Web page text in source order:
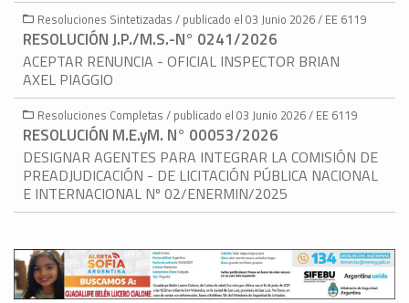
Resoluciones Sintetizadas / publicado el 03 Junio 2026 / EE 6119
RESOLUCIÓN J.P./M.S.-N° 0241/2026
ACEPTAR RENUNCIA - OFICIAL INSPECTOR BRIAN
AXEL PIAGGIO
Resoluciones Completas / publicado el 03 Junio 2026 / EE 6119
RESOLUCIÓN M.E.yM. N° 00053/2026
DESIGNAR AGENTES PARA INTEGRAR LA COMISIÓN DE
PREADJUDICACIÓN - DE LICITACIÓN PÚBLICA NACIONAL
E INTERNACIONAL Nº 02/ENERMIN/2025